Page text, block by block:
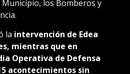
los Bomberos y
la intervención de Edea
mientras que en
Operativa de Defensa
acontecimientos sin